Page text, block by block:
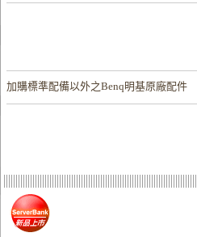
加購標準配備以外之Benq明基原廠配件